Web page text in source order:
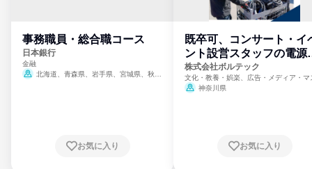
事務職員・総合職コース
日本銀行
金融
北海道、青森県、岩手県、宮城県、秋田
崎県、熊本県、大分県、宮崎県、鹿児島県、
お気に入り
既卒可、コンサート・イ
ント設営スタッフの電源
門
株式会社ボルテック
文化・教養・娯楽、広告・メディア・マ
ミ、電力・ガス・水道・エネルギー
神奈川県
お気に入り